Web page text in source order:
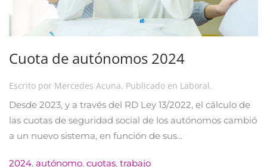
Cuota de autónomos 2024
Escrito por Mercedes Acuna. Publicado en Laboral.
Desde 2023, y a través del RD Ley 13/2022, el cálculo de
las cuotas de seguridad social de los autónomos cambió
a un nuevo sistema, en función de sus...
2024, autónomo, cuotas, trabajo